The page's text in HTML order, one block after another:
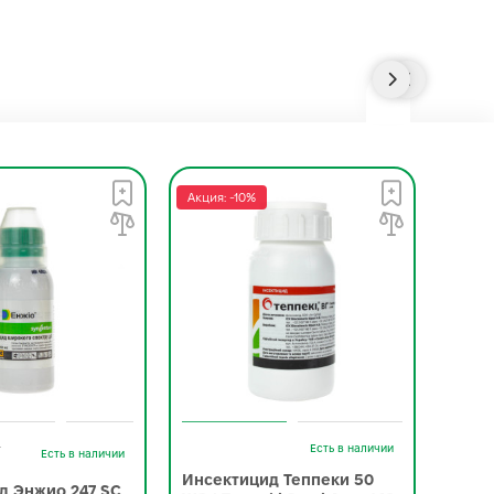
Есть в наличии
Акция: -10%
Есть в наличии
Инсектицид Теппеки 50